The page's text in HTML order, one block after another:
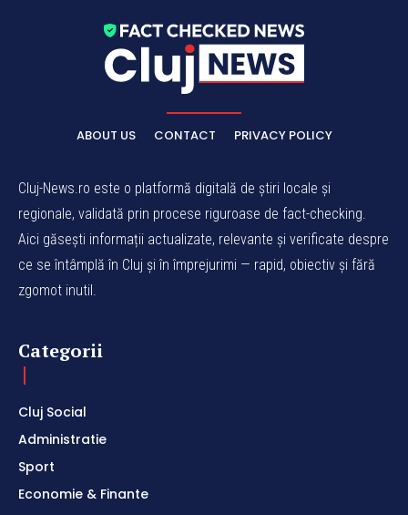
ABOUT US CONTACT PRIVACY POLICY
Cluj-News.ro este o platformă digitală de știri locale și
regionale, validată prin procese riguroase de fact-checking.
Aici găsești informații actualizate, relevante și verificate despre
ce se întâmplă în Cluj și în împrejurimi — rapid, obiectiv și fără
zgomot inutil.
Categorii
Cluj Social
Administratie
Sport
Economie & Finante